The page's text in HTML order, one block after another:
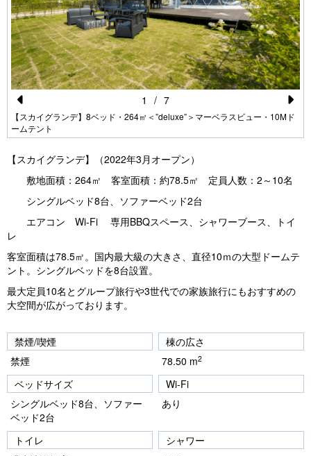
Pr
e
vi
o
u
s
【スカイグランデ】8ベッド・264㎡＜”deluxe”＞マーベラスビュー・10Mド
ームテント
N
e
1 / 7
【スカイグランデ】（2022年3月オープン）
敷地面積：264㎡ 客室面積：約78.5㎡ 定員人数：2～10名
シングルベッド8台、ソファーベッド2台
エアコン Wi-Fi 専用BBQスペース、シャワーブース、トイ
レ
客室面積は78.5㎡。国内最大級の大きさ、直径10ｍの大型ドームテ
ント。シングルベッドを8台設置。
最大定員10名とグループ旅行や3世代での家族旅行にもおすすめの
大空間が広がっております。
禁煙/喫煙
禁煙
棟の広さ
78.50 m2
ベッドサイズ
シングルベッド8台、ソファー
ベッド2台
Wi-Fi
あり
トイレ
シャワー